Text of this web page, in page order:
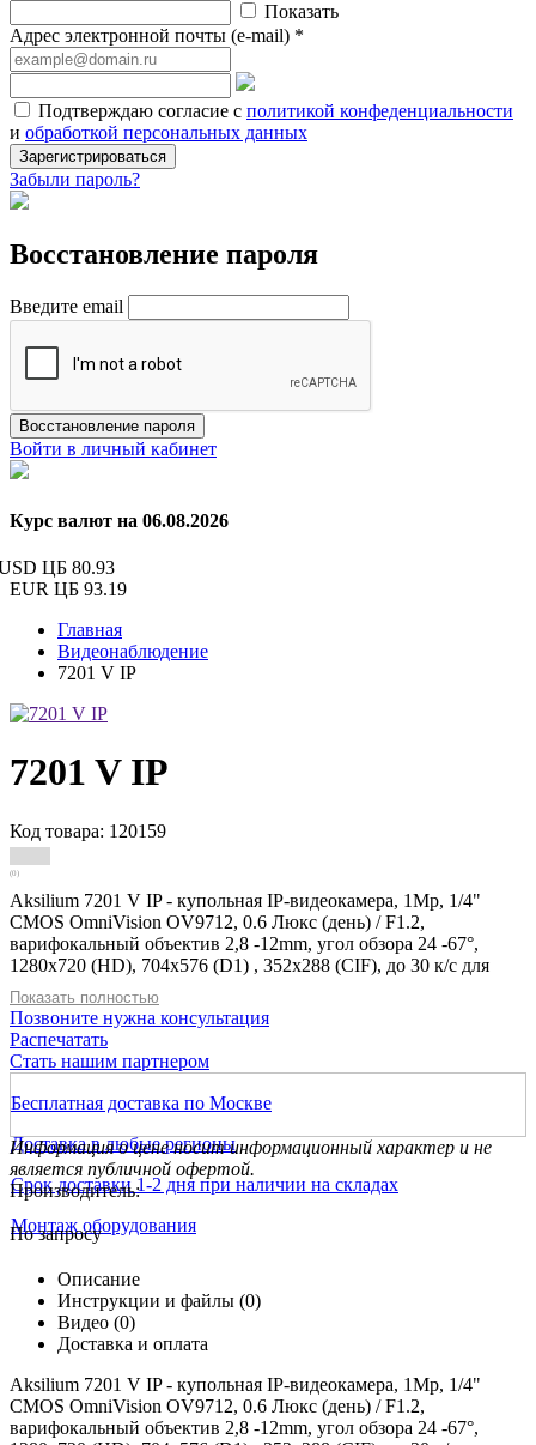
Показать
Адрес электронной почты (e-mail) *
Подтверждаю согласие с политикой конфеденциальности
и обработкой персональных данных
Зарегистрироваться
Забыли пароль?
Восстановление пароля
Введите email
Восстановление пароля
Войти в личный кабинет
Курс валют на 06.08.2026
ЦБ 80.93
EUR ЦБ 93.19
Главная
Видеонаблюдение
7201 V IP
7201 V IP
Код товара: 120159
(0)
Aksilium 7201 V IP - купольная IP-видеокамера, 1Мр, 1/4"
CMOS OmniVision OV9712, 0.6 Люкс (день) / F1.2,
варифокальный объектив 2,8 -12mm, угол обзора 24 -67°,
1280x720 (HD), 704x576 (D1) , 352x288 (CIF), до 30 к/с для
всех разрешений, - 10°C +45°C, подсветка до 25 метров.
Показать полностью
Позвоните нужна консультация
Распечатать
Стать нашим партнером
Бесплатная доставка по Москве
Доставка в любые регионы
Срок доставки 1-2 дня при наличии на складах
Монтаж оборудования
Информация о цене носит информационный характер и не
является публичной офертой.
Производитель:
По запросу
Описание
Инструкции и файлы (0)
Видео (0)
Доставка и оплата
Aksilium 7201 V IP - купольная IP-видеокамера, 1Мр, 1/4"
CMOS OmniVision OV9712, 0.6 Люкс (день) / F1.2,
варифокальный объектив 2,8 -12mm, угол обзора 24 -67°,